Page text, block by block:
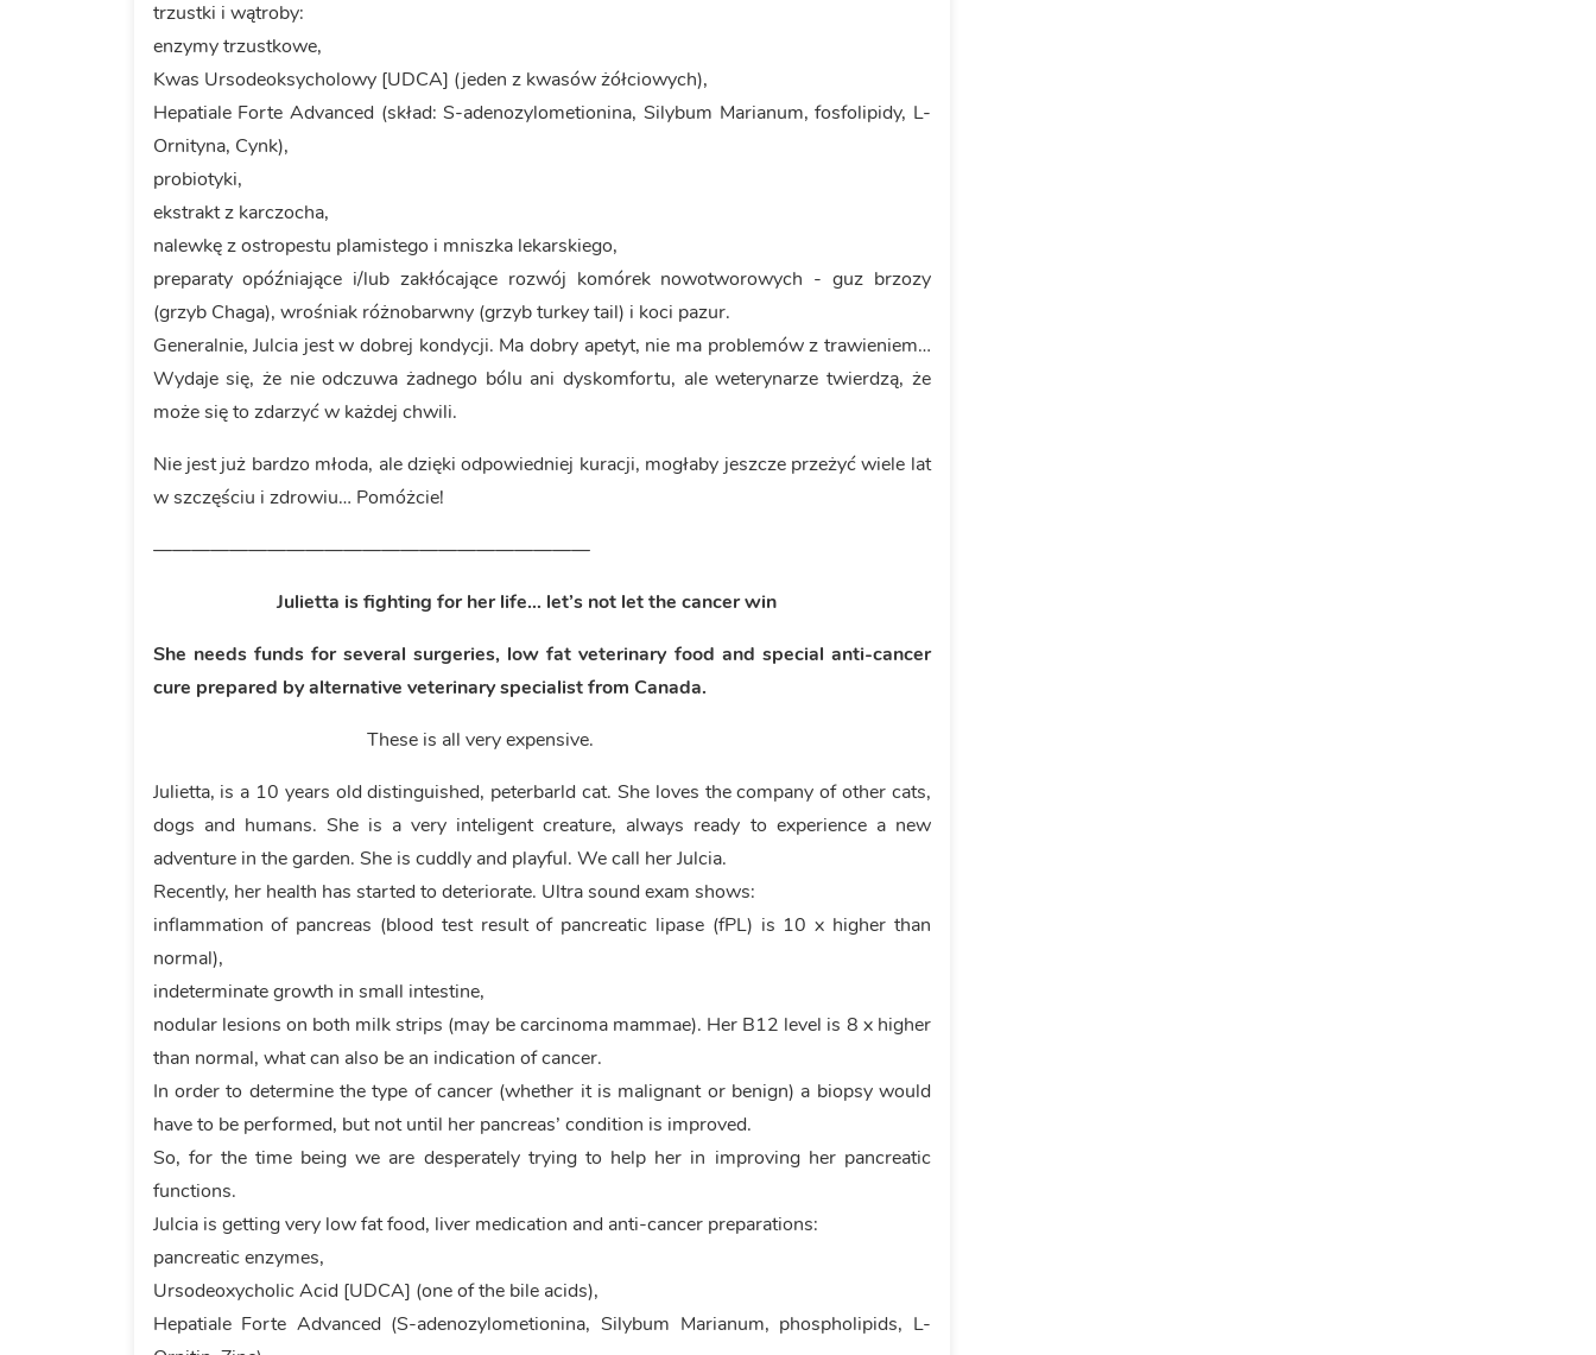
trzustki i wątroby:
enzymy trzustkowe,
Kwas Ursodeoksycholowy [UDCA] (jeden z kwasów żółciowych),
Hepatiale Forte Advanced (skład: S-adenozylometionina, Silybum Marianum, fosfolipidy, L-
Ornityna, Cynk),
probiotyki,
ekstrakt z karczocha,
nalewkę z ostropestu plamistego i mniszka lekarskiego,
preparaty opóźniające i/lub zakłócające rozwój komórek nowotworowych - guz brzozy
(grzyb Chaga), wrośniak różnobarwny (grzyb turkey tail) i koci pazur.
Generalnie, Julcia jest w dobrej kondycji. Ma dobry apetyt, nie ma problemów z trawieniem…
Wydaje się, że nie odczuwa żadnego bólu ani dyskomfortu, ale weterynarze twierdzą, że
może się to zdarzyć w każdej chwili.
Nie jest już bardzo młoda, ale dzięki odpowiedniej kuracji, mogłaby jeszcze przeżyć wiele lat
w szczęściu i zdrowiu… Pomóżcie!
———————————————————————
Julietta is fighting for her life… let’s not let the cancer win
She needs funds for several surgeries, low fat veterinary food and special anti-cancer
cure prepared by alternative veterinary specialist from Canada.
These is all very expensive.
Julietta, is a 10 years old distinguished, peterbarld cat. She loves the company of other cats,
dogs and humans. She is a very inteligent creature, always ready to experience a new
adventure in the garden. She is cuddly and playful. We call her Julcia.
Recently, her health has started to deteriorate. Ultra sound exam shows:
inflammation of pancreas (blood test result of pancreatic lipase (fPL) is 10 x higher than
normal),
indeterminate growth in small intestine,
nodular lesions on both milk strips (may be carcinoma mammae). Her B12 level is 8 x higher
than normal, what can also be an indication of cancer.
In order to determine the type of cancer (whether it is malignant or benign) a biopsy would
have to be performed, but not until her pancreas’ condition is improved.
So, for the time being we are desperately trying to help her in improving her pancreatic
functions.
Julcia is getting very low fat food, liver medication and anti-cancer preparations:
pancreatic enzymes,
Ursodeoxycholic Acid [UDCA] (one of the bile acids),
Hepatiale Forte Advanced (S-adenozylometionina, Silybum Marianum, phospholipids, L-